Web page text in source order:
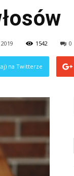
1542 0
na Twitterze